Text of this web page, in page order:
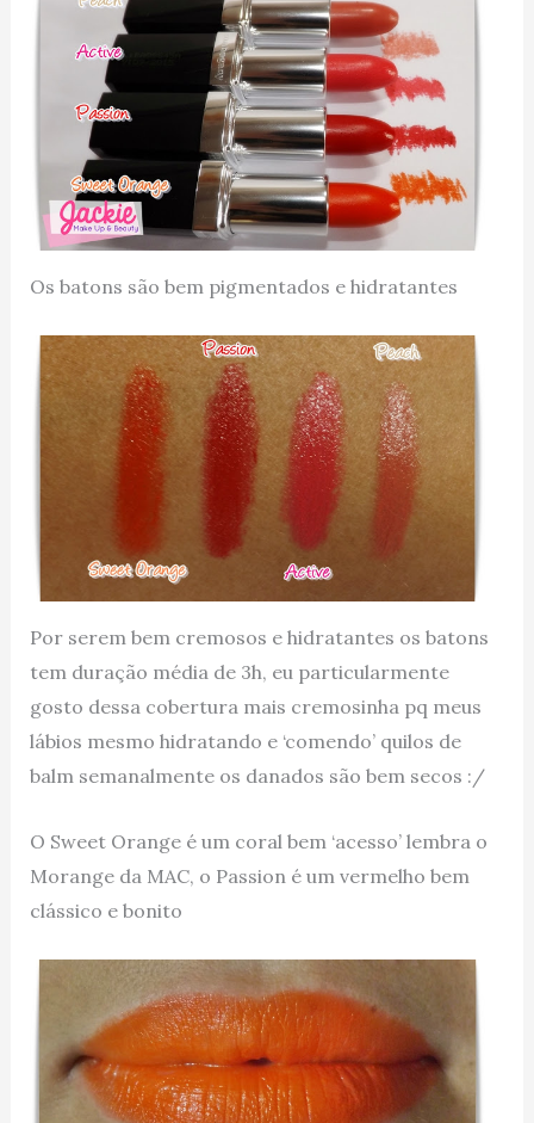
Os batons são bem pigmentados e hidratantes
Por serem bem cremosos e hidratantes os batons
tem duração média de 3h, eu particularmente
gosto dessa cobertura mais cremosinha pq meus
lábios mesmo hidratando e ‘comendo’ quilos de
balm semanalmente os danados são bem secos :/
O Sweet Orange é um coral bem ‘acesso’ lembra o
Morange da MAC, o Passion é um vermelho bem
clássico e bonito